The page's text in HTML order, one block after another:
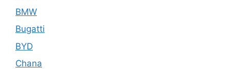
BMW
Bugatti
BYD
Chana